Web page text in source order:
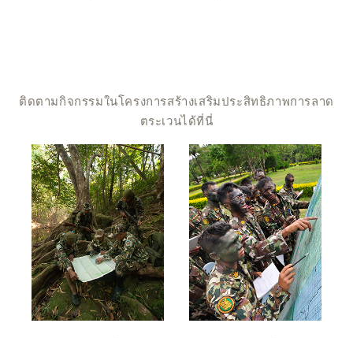
ติดตามกิจกรรมในโครงการสร้างเสริมประสิทธิภาพการลาด
ตระเวนได้ที่นี่